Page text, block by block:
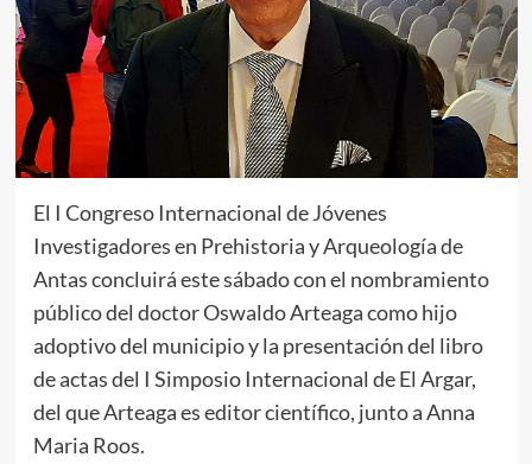
El I Congreso Internacional de Jóvenes
Investigadores en Prehistoria y Arqueología de
Antas concluirá este sábado con el nombramiento
público del doctor Oswaldo Arteaga como hijo
adoptivo del municipio y la presentación del libro
de actas del I Simposio Internacional de El Argar,
del que Arteaga es editor científico, junto a Anna
Maria Roos.